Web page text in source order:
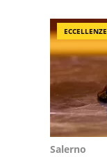
ECCELLENZE
Salerno